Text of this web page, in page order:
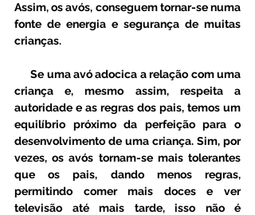
Assim, os avós, conseguem tornar-se numa
fonte de energia e segurança de muitas
crianças.
      Se uma avó adocica a relação com uma
criança e, mesmo assim, respeita a
autoridade e as regras dos pais, temos um
equilíbrio próximo da perfeição para o
desenvolvimento de uma criança. Sim, por
vezes, os avós tornam-se mais tolerantes
que os pais, dando menos regras,
permitindo comer mais doces e ver
televisão até mais tarde, isso não é